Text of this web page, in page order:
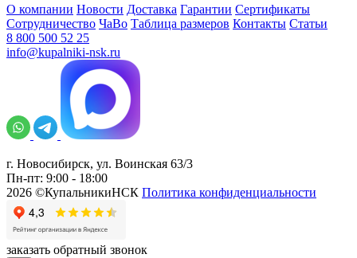
О компании Новости Доставка Гарантии Сертификаты
Сотрудничество ЧаВо Таблица размеров Контакты Статьи
8 800 500 52 25
info@kupalniki-nsk.ru
г. Новосибирск, ул. Воинская 63/3
Пн-пт: 9:00 - 18:00
2026 ©КупальникиНСК Политика конфиденциальности
заказать обратный звонок